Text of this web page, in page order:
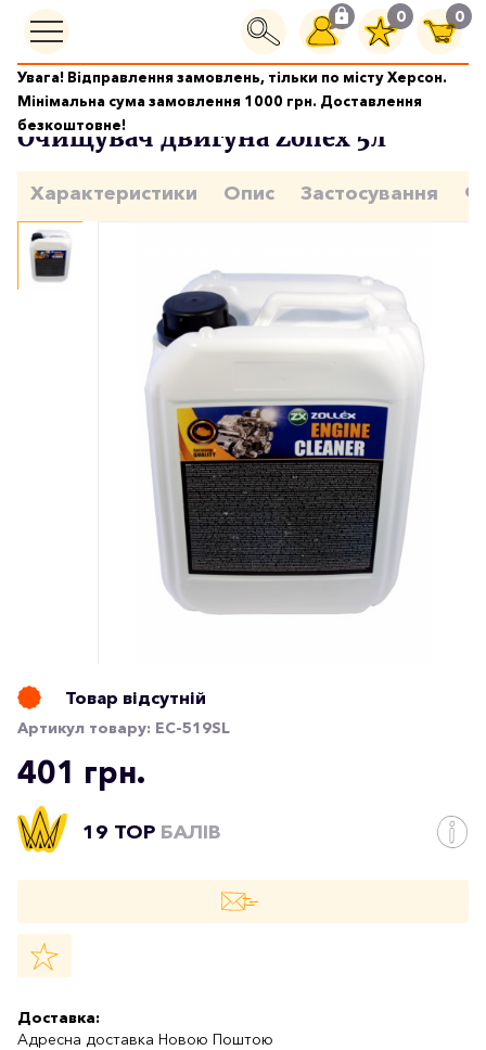
0 0
Увага! Відправлення замовлень, тільки по місту Херсон.
Мінімальна сума замовлення 1000 грн. Доставлення
безкоштовне!
Догляд за двигуном Очищувач двигуна Zollex 5л
Очищувач двигуна Zollex 5л
Характеристики Опис Застосування
Товар відсутній
Артикул товару: EC-519SL
401 грн.
19 TOP БАЛІВ
Доставка:
Адресна доставка Новою Поштою